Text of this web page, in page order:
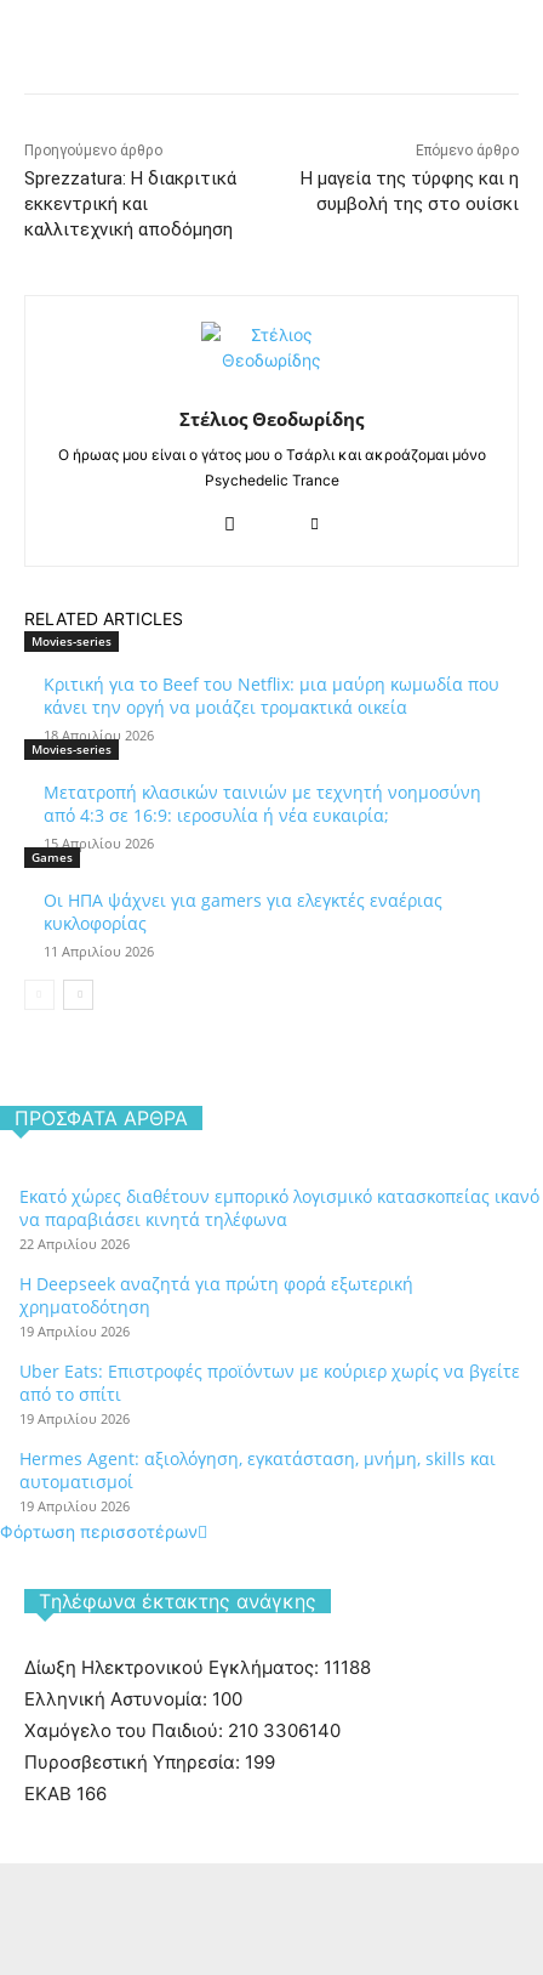
Προηγούμενο άρθρο
Sprezzatura: Η διακριτικά
εκκεντρική και
καλλιτεχνική αποδόμηση
Επόμενο άρθρο
Η μαγεία της τύρφης και η
συμβολή της στο ουίσκι
Στέλιος Θεοδωρίδης
Ο ήρωας μου είναι ο γάτος μου ο Τσάρλι και ακροάζομαι μόνο
Psychedelic Trance
RELATED ARTICLES
Movies-series
Κριτική για το Beef του Netflix: μια μαύρη κωμωδία που
κάνει την οργή να μοιάζει τρομακτικά οικεία
18 Απριλίου 2026
Movies-series
Μετατροπή κλασικών ταινιών με τεχνητή νοημοσύνη
από 4:3 σε 16:9: ιεροσυλία ή νέα ευκαιρία;
15 Απριλίου 2026
Games
Οι ΗΠΑ ψάχνει για gamers για ελεγκτές εναέριας
κυκλοφορίας
11 Απριλίου 2026
ΠΡΌΣΦΑΤΑ ΆΡΘΡΑ
Εκατό χώρες διαθέτουν εμπορικό λογισμικό κατασκοπείας ικανό
να παραβιάσει κινητά τηλέφωνα
22 Απριλίου 2026
Η Deepseek αναζητά για πρώτη φορά εξωτερική
χρηματοδότηση
19 Απριλίου 2026
Uber Eats: Επιστροφές προϊόντων με κούριερ χωρίς να βγείτε
από το σπίτι
19 Απριλίου 2026
Hermes Agent: αξιολόγηση, εγκατάσταση, μνήμη, skills και
αυτοματισμοί
19 Απριλίου 2026
Φόρτωση περισσοτέρων
Tηλέφωνα έκτακτης ανάγκης
Δίωξη Ηλεκτρονικού Εγκλήματος: 11188
Ελληνική Αστυνομία: 100
Χαμόγελο του Παιδιού: 210 3306140
Πυροσβεστική Υπηρεσία: 199
ΕΚΑΒ 166